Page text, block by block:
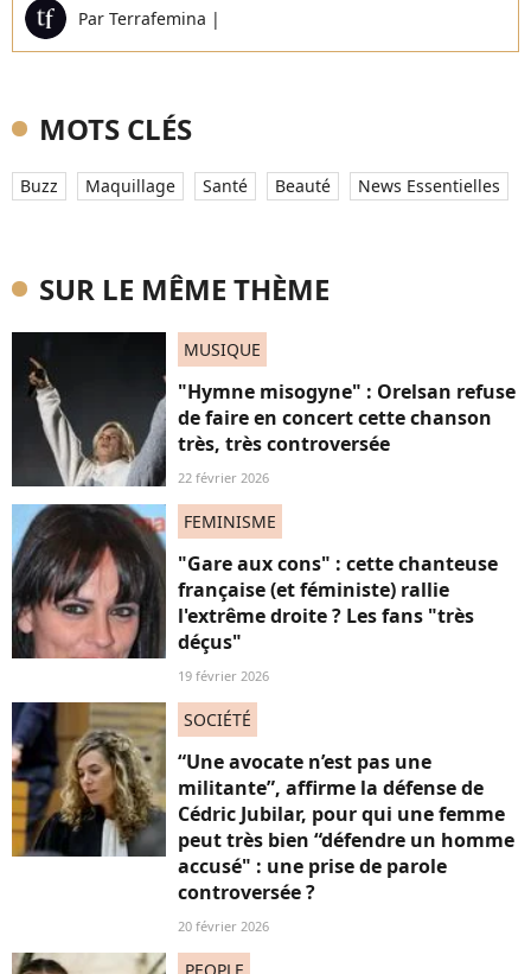
Par Terrafemina |
MOTS CLÉS
Buzz Maquillage Santé Beauté News Essentielles
SUR LE MÊME THÈME
MUSIQUE
"Hymne misogyne" : Orelsan refuse
de faire en concert cette chanson
très, très controversée
22 février 2026
FEMINISME
"Gare aux cons" : cette chanteuse
française (et féministe) rallie
l'extrême droite ? Les fans "très
déçus"
19 février 2026
SOCIÉTÉ
“Une avocate n’est pas une
militante”, affirme la défense de
Cédric Jubilar, pour qui une femme
peut très bien “défendre un homme
accusé" : une prise de parole
controversée ?
20 février 2026